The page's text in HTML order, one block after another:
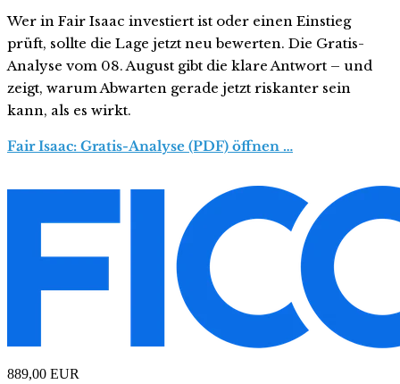
Wer in Fair Isaac investiert ist oder einen Einstieg
prüft, sollte die Lage jetzt neu bewerten. Die Gratis-
Analyse vom 08. August gibt die klare Antwort – und
zeigt, warum Abwarten gerade jetzt riskanter sein
kann, als es wirkt.
Fair Isaac: Gratis-Analyse (PDF) öffnen …
889,00 EUR